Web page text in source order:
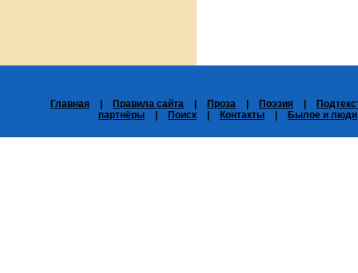
Главная Правила сайта Проза Поэзия
партнёры
Поиск Контакты Былое и люди